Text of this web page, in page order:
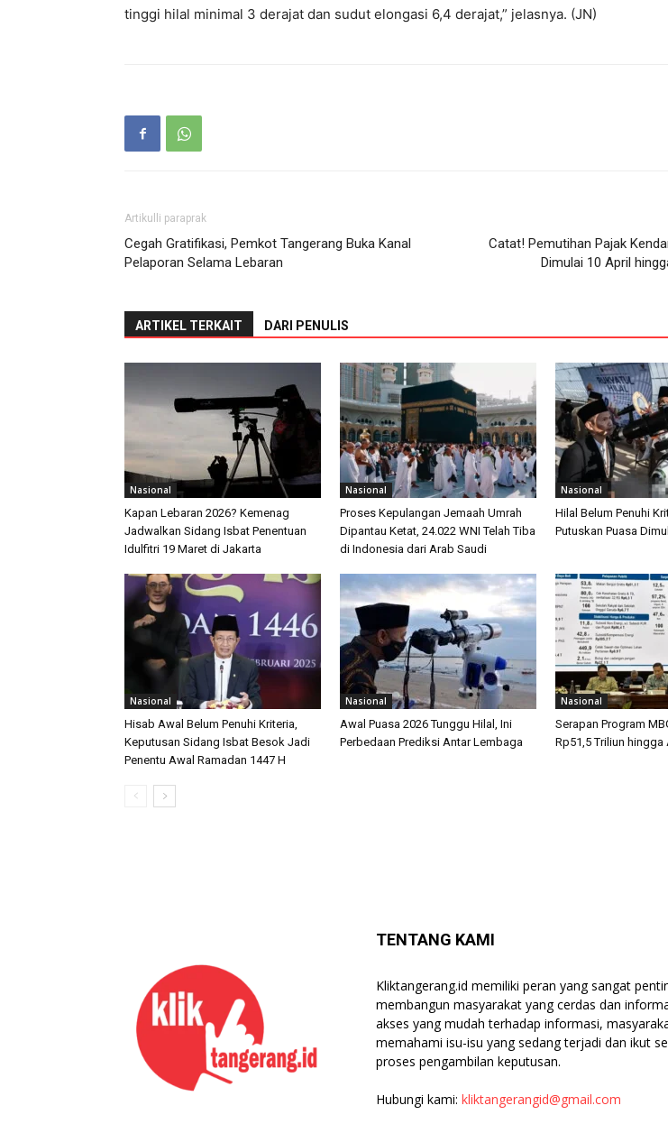
tinggi hilal minimal 3 derajat dan sudut elongasi 6,4 derajat,” jelasnya. (JN)
Artikulli paraprak
Cegah Gratifikasi, Pemkot Tangerang Buka Kanal
Pelaporan Selama Lebaran
Catat! Pemutihan Pajak
Dimulai 10 April
ARTIKEL TERKAIT DARI PENULIS
Nasional
Kapan Lebaran 2026? Kemenag
Jadwalkan Sidang Isbat Penentuan
Idulfitri 19 Maret di Jakarta
Nasional
Proses Kepulangan Jemaah Umrah
Dipantau Ketat, 24.022 WNI Telah Tiba
di Indonesia dari Arab Saudi
Nasional
Hilal Belum Penuhi
Putuskan Puasa
Nasional
Hisab Awal Belum Penuhi Kriteria,
Keputusan Sidang Isbat Besok Jadi
Penentu Awal Ramadan 1447 H
Nasional
Awal Puasa 2026 Tunggu Hilal, Ini
Perbedaan Prediksi Antar Lembaga
Nasional
Serapan Program
Rp51,5 Triliun hingga
TENTANG KAMI
Kliktangerang.id memiliki peran yang sangat
membangun masyarakat yang cerdas dan
akses yang mudah terhadap informasi,
memahami isu-isu yang sedang terjadi dan ikut
proses pengambilan keputusan.
Hubungi kami: kliktangerangid@gmail.com